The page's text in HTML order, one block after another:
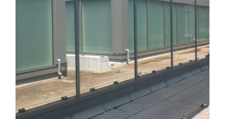
Die
auf
der
Produktseite
gewählt
werden